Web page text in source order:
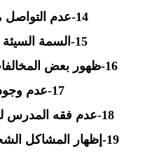
-14عدم التواصل
-15 السمة
-16ظهور بعض
-17عدم
-18عدم فقه المدرس
-19 إظهار المشاكل